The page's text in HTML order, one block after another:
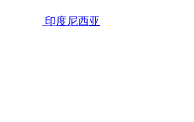
印度尼西亚